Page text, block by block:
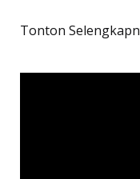
Tonton